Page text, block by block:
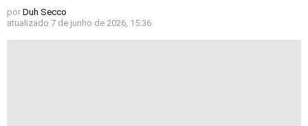
por Duh Secco
atualizado 7 de junho de 2026, 15:36